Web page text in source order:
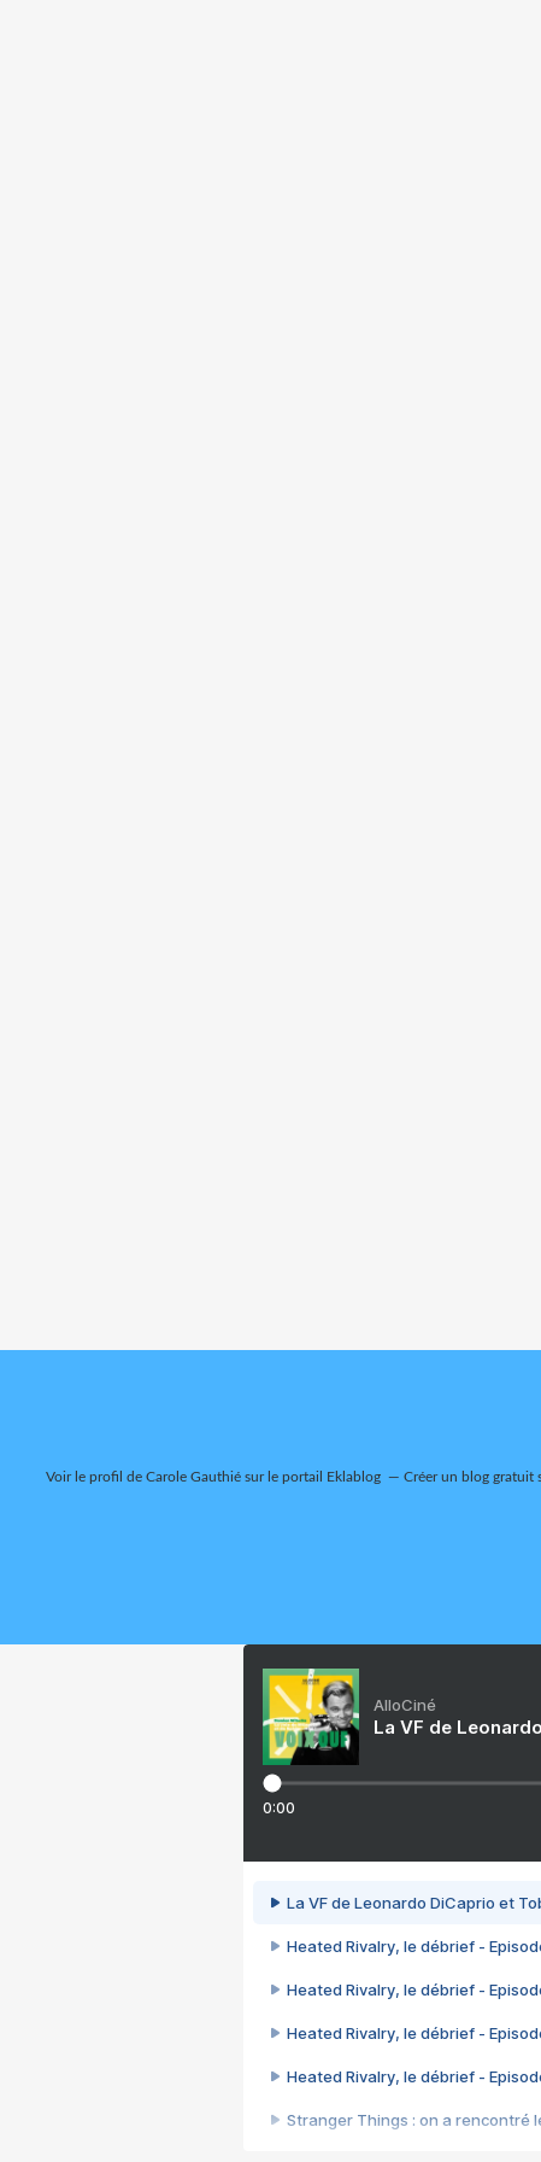
Voir le profil de Carole Gauthié sur le portail Eklablog Créer un blog gratuit
AlloCiné
La VF de
0:00
La VF de Leonardo DiCaprio et
Heated Rivalry, le débrief -
Heated Rivalry, le débrief -
Heated Rivalry, le débrief -
Heated Rivalry, le débrief -
Stranger Things : on a rencontré